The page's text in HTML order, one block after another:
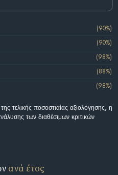
(90%)
(90%)
(98%)
(88%)
(98%)
τελικής ποσοστιαίας αξιολόγησης, η
των διαθέσιμων κριτικών
ανά έτος